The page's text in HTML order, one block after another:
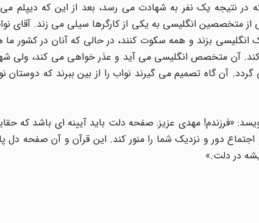
در نتیجه یک نفر به شهادت می رسد، بعد از این که دیپلم می
متخصصین انگلیسی به یکی از کارگرها سیلی می زند. آقای
انگلیسی بزند و همه سکوت کنند، در حالی که آنان در کشور
کند. آن متخصص انگلیسی می آید و عذر خواهی می کند، ولی
آن گاه تصمیم می گیرند نواب را از بین ببرند که دوستان
را می نویسد: «فرزندم! مهدی عزیز: صفحه دلت باید آیینه ای باشد که
دور و نزدیک شما را منور کند. این قرآن و آن صفحه دل
در دلت.»